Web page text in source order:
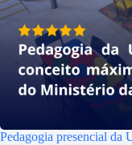
Pedagogia presencial da